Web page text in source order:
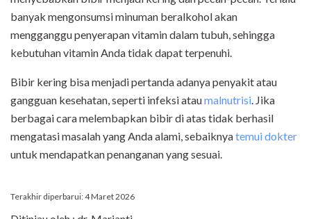
banyak mengonsumsi minuman beralkohol akan
mengganggu penyerapan vitamin dalam tubuh, sehingga
kebutuhan vitamin Anda tidak dapat terpenuhi.
Bibir kering bisa menjadi pertanda adanya penyakit atau
gangguan kesehatan, seperti infeksi ataumalnutrisi. Jika
berbagai cara melembapkan bibir di atas tidak berhasil
mengatasi masalah yang Anda alami, sebaiknyatemui dokter
untuk mendapatkan penanganan yang sesuai.
Terakhir diperbarui: 4 Maret 2026